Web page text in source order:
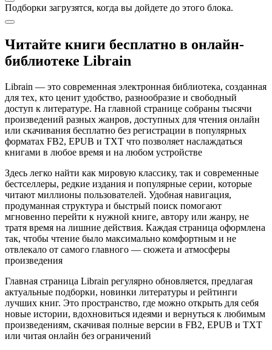
Подборки загрузятся, когда вы дойдете до этого блока.
Читайте книги бесплатно в онлайн-
библиотеке Librain
Librain — это современная электронная библиотека, созданная
для тех, кто ценит удобство, разнообразие и свободный
доступ к литературе. На главной странице собраны тысячи
произведений разных жанров, доступных для чтения онлайн
или скачивания бесплатно без регистрации в популярных
форматах FB2, EPUB и TXT что позволяет наслаждаться
книгами в любое время и на любом устройстве
Здесь легко найти как мировую классику, так и современные
бестселлеры, редкие издания и популярные серии, которые
читают миллионы пользователей. Удобная навигация,
продуманная структура и быстрый поиск помогают
мгновенно перейти к нужной книге, автору или жанру, не
тратя время на лишние действия. Каждая страница оформлена
так, чтобы чтение было максимально комфортным и не
отвлекало от самого главного — сюжета и атмосферы
произведения
Главная страница Librain регулярно обновляется, предлагая
актуальные подборки, новинки литературы и рейтинги
лучших книг. Это пространство, где можно открыть для себя
новые истории, вдохновиться идеями и вернуться к любимым
произведениям, скачивая полные версии в FB2, EPUB и TXT
или читая онлайн без ограничений